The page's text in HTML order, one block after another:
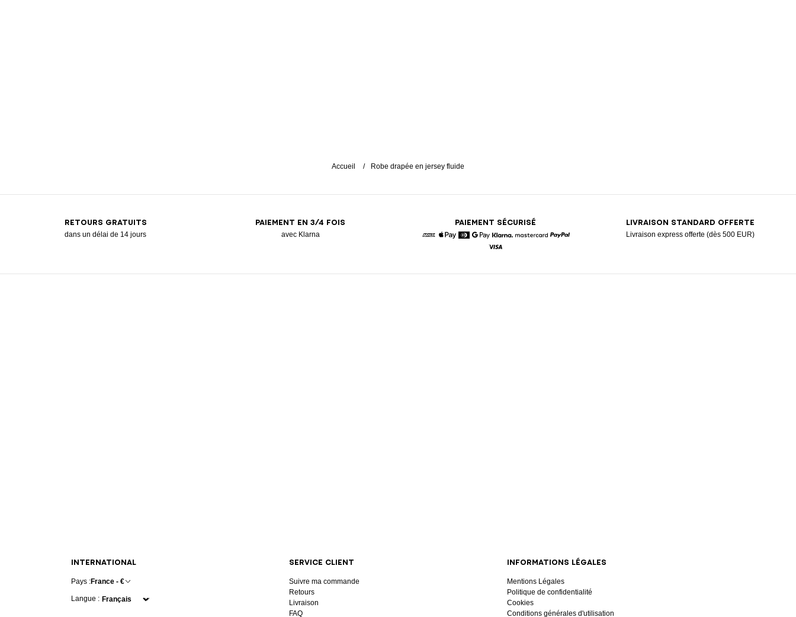
Accueil Robe drapée en jersey fluide
RETOURS GRATUITS
dans un délai de 14 jours
PAIEMENT EN 3/4 FOIS
avec Klarna
PAIEMENT SÉCURISÉ
Google Pay
Klarna
LIVRAISON STANDARD OFFERTE
Livraison express offerte (dès 500 EUR)
INTERNATIONAL
Pays :France - €
Langue :
SERVICE CLIENT
Suivre ma commande
Retours
Livraison
FAQ
INFORMATIONS LÉGALES
Mentions Légales
Politique de confidentialité
Cookies
Conditions générales d'utilisation